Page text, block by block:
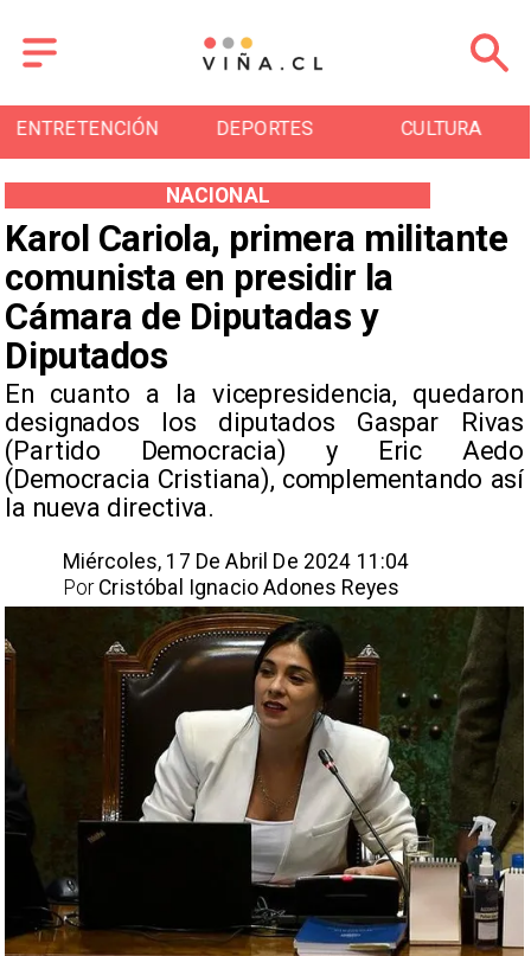
ENTRETENCIÓN DEPORTES CULTURA
Karol Cariola, primera militante
comunista en presidir la
Cámara de Diputadas y
Diputados
​En cuanto a la vicepresidencia, quedaron
designados los diputados Gaspar Rivas
(Partido Democracia) y Eric Aedo
(Democracia Cristiana), complementando así
la nueva directiva.
NACIONAL
Miércoles, 17 De Abril De 2024 11:04
Cristóbal Ignacio Adones Reyes
Por